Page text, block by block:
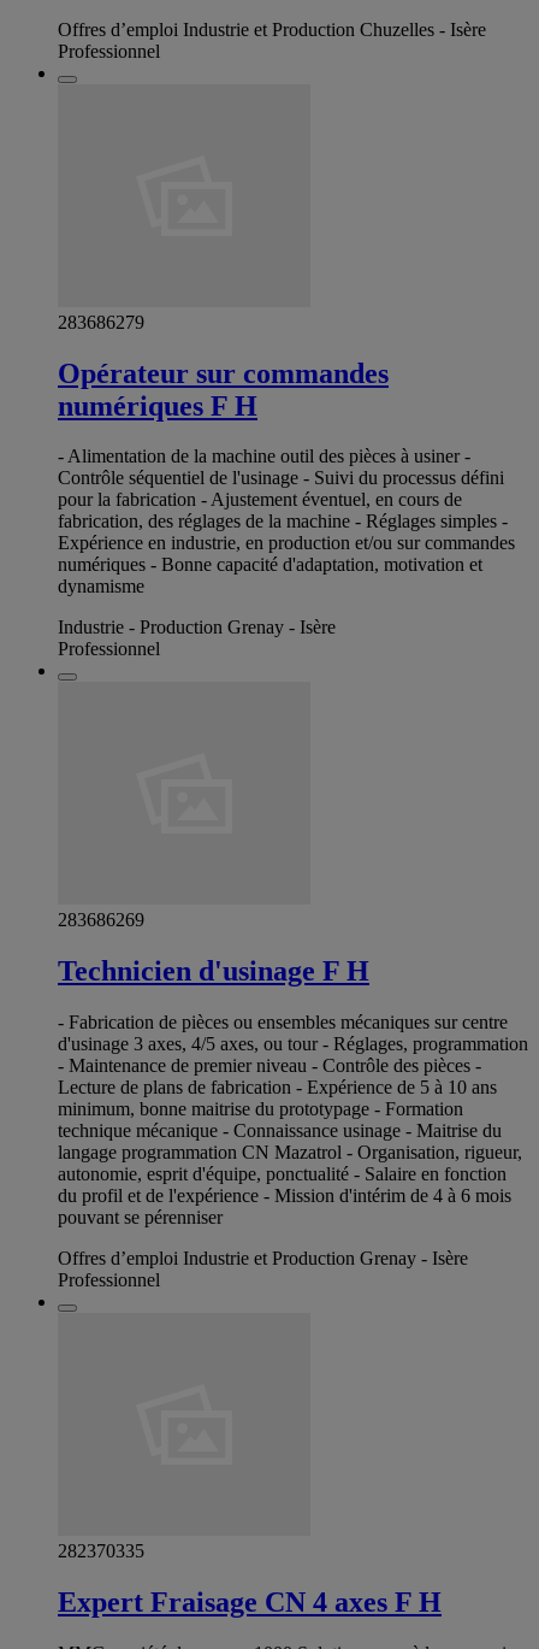
Offres d’emploi Industrie et Production Chuzelles - Isère
Professionnel
283686279
Opérateur sur commandes
numériques F H
- Alimentation de la machine outil des pièces à usiner -
Contrôle séquentiel de l'usinage - Suivi du processus défini
pour la fabrication - Ajustement éventuel, en cours de
fabrication, des réglages de la machine - Réglages simples -
Expérience en industrie, en production et/ou sur commandes
numériques - Bonne capacité d'adaptation, motivation et
dynamisme
Industrie - Production Grenay - Isère
Professionnel
283686269
Technicien d'usinage F H
- Fabrication de pièces ou ensembles mécaniques sur centre
d'usinage 3 axes, 4/5 axes, ou tour - Réglages, programmation
- Maintenance de premier niveau - Contrôle des pièces -
Lecture de plans de fabrication - Expérience de 5 à 10 ans
minimum, bonne maitrise du prototypage - Formation
technique mécanique - Connaissance usinage - Maitrise du
langage programmation CN Mazatrol - Organisation, rigueur,
autonomie, esprit d'équipe, ponctualité - Salaire en fonction
du profil et de l'expérience - Mission d'intérim de 4 à 6 mois
pouvant se pérenniser
Offres d’emploi Industrie et Production Grenay - Isère
Professionnel
282370335
Expert Fraisage CN 4 axes F H